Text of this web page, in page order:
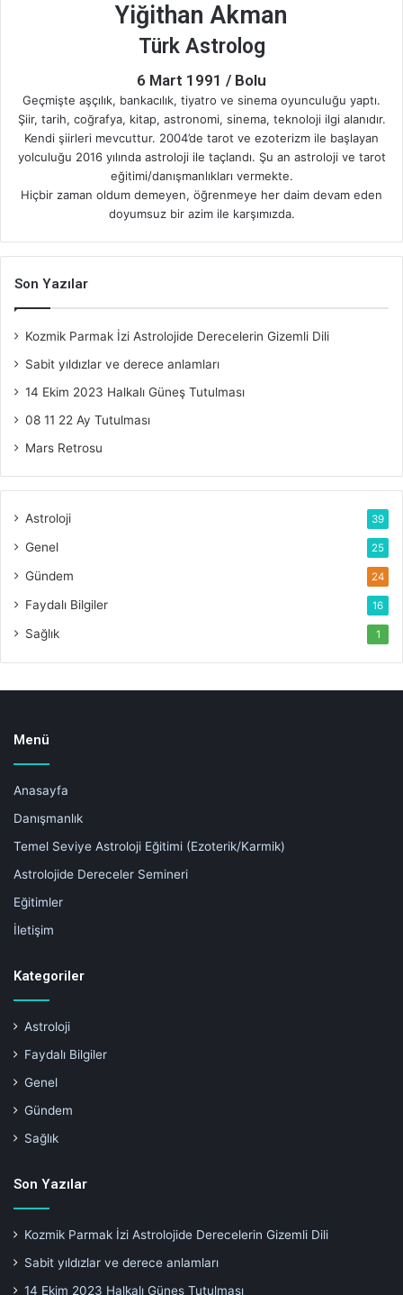
Yiğithan Akman
Türk Astrolog
6 Mart 1991 / Bolu
Geçmişte aşçılık, bankacılık, tiyatro ve sinema oyunculuğu yaptı.
Şiir, tarih, coğrafya, kitap, astronomi, sinema, teknoloji ilgi alanıdır.
Kendi şiirleri mevcuttur. 2004’de tarot ve ezoterizm ile başlayan
yolculuğu 2016 yılında astroloji ile taçlandı. Şu an astroloji ve tarot
eğitimi/danışmanlıkları vermekte.
Hiçbir zaman oldum demeyen, öğrenmeye her daim devam eden
doyumsuz bir azim ile karşımızda.
Son Yazılar
Kozmik Parmak İzi Astrolojide Derecelerin Gizemli Dili
Sabit yıldızlar ve derece anlamları
14 Ekim 2023 Halkalı Güneş Tutulması
08 11 22 Ay Tutulması
Mars Retrosu
Astroloji 39
Genel 25
Gündem 24
Faydalı Bilgiler 16
Sağlık 1
Menü
Anasayfa
Danışmanlık
Temel Seviye Astroloji Eğitimi (Ezoterik/Karmik)
Astrolojide Dereceler Semineri
Eğitimler
İletişim
Kategoriler
Astroloji
Faydalı Bilgiler
Genel
Gündem
Sağlık
Son Yazılar
Kozmik Parmak İzi Astrolojide Derecelerin Gizemli Dili
Sabit yıldızlar ve derece anlamları
14 Ekim 2023 Halkalı Güneş Tutulması